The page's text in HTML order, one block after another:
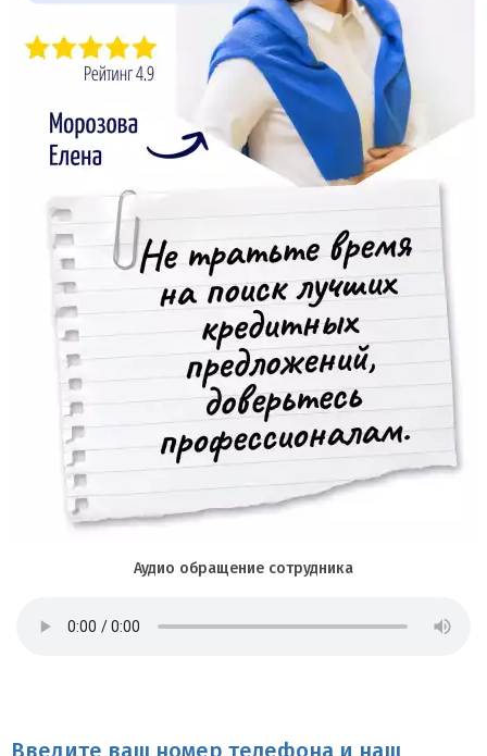
Аудио обращение сотрудника
Введите ваш номер телефона и наш